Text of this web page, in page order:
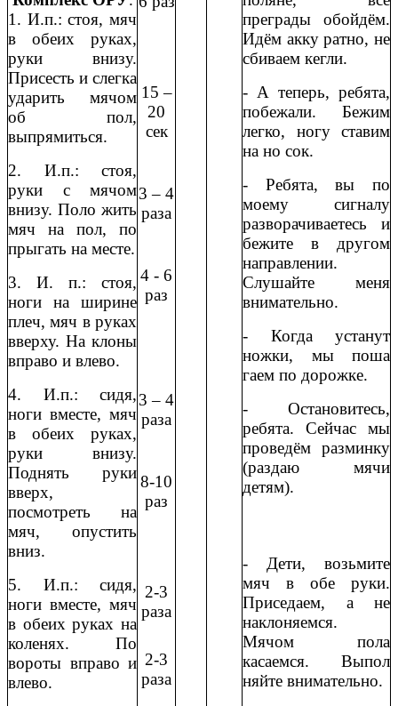
1. И.п.: стоя, мяч
в обеих руках,
руки внизу.
Присесть и слегка
ударить мячом
об пол,
выпрямиться.
2. И.п.: стоя,
руки с мячом
внизу. Поло жить
мяч на пол, по
прыгать на месте.
3. И. п.: стоя,
ноги на ширине
плеч, мяч в руках
вверху. На клоны
вправо и влево.
4. И.п.: сидя,
ноги вместе, мяч
в обеих руках,
руки внизу.
Поднять руки
вверх,
посмотреть на
мяч, опустить
вниз.
5. И.п.: сидя,
ноги вместе, мяч
в обеих руках на
коленях. По
вороты вправо и
влево.
15 –
20
сек
3 – 4
раза
4 - 6
раз
3 – 4
раза
8-10
раз
2-3
раза
2-3
раза
преграды обойдём.
Идём акку ратно, не
сбиваем кегли.
- А теперь, ребята,
побежали. Бежим
легко, ногу ставим
на но сок.
- Ребята, вы по
моему сигналу
разворачиваетесь и
бежите в другом
направлении.
Слушайте меня
внимательно.
- Когда устанут
ножки, мы поша
гаем по дорожке.
- Остановитесь,
ребята. Сейчас мы
проведём разминку
(раздаю мячи
детям).
- Дети, возьмите
мяч в обе руки.
Приседаем, а не
наклоняемся.
Мячом пола
касаемся. Выпол
няйте внимательно.